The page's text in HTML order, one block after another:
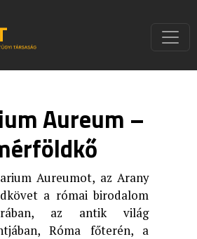
Aureum –
Aureumot, az Arany
a római birodalom
az antik világ
Róma főterén, a